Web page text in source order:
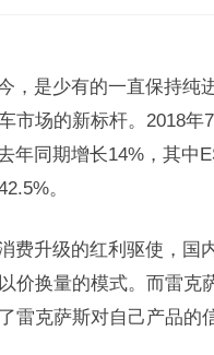
，是少有的一直保持纯
市场的新标杆。2018
年同期增长14%，其中
。
费升级的红利驱使，国
价换量的模式。而雷
雷克萨斯对自己产品的